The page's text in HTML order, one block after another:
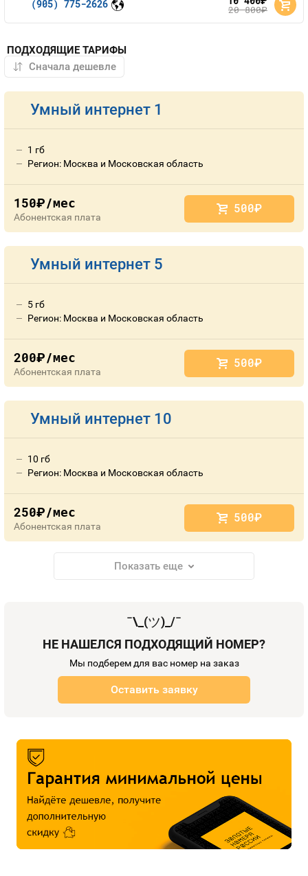
(905) 775-2626 20 800руб.
ПОДХОДЯЩИЕ ТАРИФЫ
Умный интернет 1
1 гб
Регион: Москва и Московская область
150руб./мес
Абонентская плата
500руб.
Умный интернет 5
5 гб
Регион: Москва и Московская область
200руб./мес
Абонентская плата
500руб.
Умный интернет 10
10 гб
Регион: Москва и Московская область
250руб./мес
Абонентская плата
500руб.
Показать еще
¯\_(ツ)_/¯
НЕ НАШЕЛСЯ ПОДХОДЯЩИЙ НОМЕР?
Мы подберем для вас номер на заказ
Оставить заявку